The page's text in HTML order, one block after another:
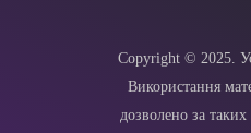
Copyright © 2025.
Використання
дозволено за